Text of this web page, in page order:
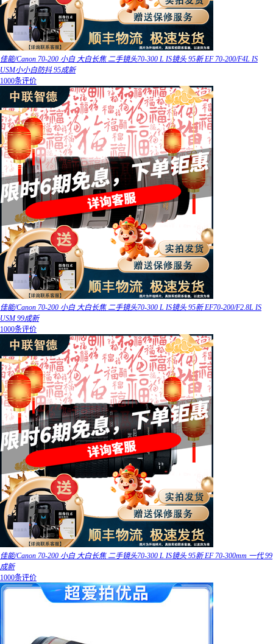
佳能/Canon 70-200 小白 大白长焦 二手镜头70-300 L IS镜头 95新 EF 70-200/F4L IS
USM小小白防抖 95成新
1000条评价
佳能/Canon 70-200 小白 大白长焦 二手镜头70-300 L IS镜头 95新 EF70-200/F2.8L IS
USM 99成新
1000条评价
佳能/Canon 70-200 小白 大白长焦 二手镜头70-300 L IS镜头 95新 EF 70-300mm 一代 99
成新
1000条评价